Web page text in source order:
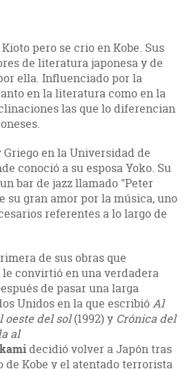
pero se crio en Kobe. Sus
de literatura japonesa y de
ella. Influenciado por la
en la literatura como en la
las que lo diferencian
en la Universidad de
conoció a su esposa Yoko. Su
bar de jazz llamado "Peter
su gran amor por la música, uno
referentes a lo largo de
de sus obras que
convirtió en una verdadera
de pasar una larga
Unidos en la que escribióAl
oeste del sol(1992) y Crónica del
al
decidió volver a Japón tras
de Kobe y el atentado terrorista